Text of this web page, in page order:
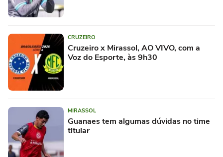
CRUZEIRO
Cruzeiro x Mirassol, AO VIVO, com a
Voz do Esporte, às 9h30
MIRASSOL
Guanaes tem algumas dúvidas no time
titular